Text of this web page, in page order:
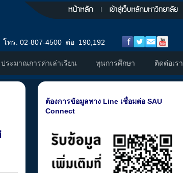
โทร. 02-807-4500 ต่อ 190,192
ประมาณการค่าเล่าเรียน ทุนการศึกษา ติดต่อเรา
ต้องการข้อมูลทาง Line เชื่อมต่อ SAU
Connect